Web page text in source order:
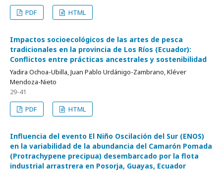
PDF
HTML
Impactos socioecológicos de las artes de pesca
tradicionales en la provincia de Los Ríos (Ecuador):
Conflictos entre prácticas ancestrales y sostenibilidad
Yadira Ochoa-Ubilla, Juan Pablo Urdánigo-Zambrano, Kléver
Mendoza-Nieto
29-41
PDF
HTML
Influencia del evento El Niño Oscilación del Sur (ENOS)
en la variabilidad de la abundancia del Camarón Pomada
(Protrachypene precipua) desembarcado por la flota
industrial arrastrera en Posorja, Guayas, Ecuador